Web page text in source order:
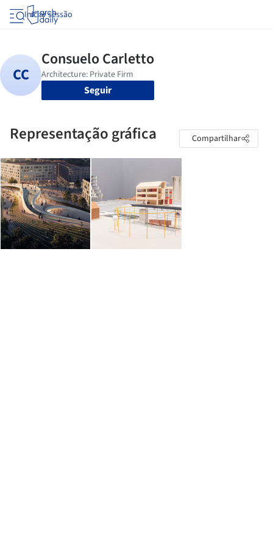
Iniciar sessão
Seguir
Representação gráfica Compartilhar